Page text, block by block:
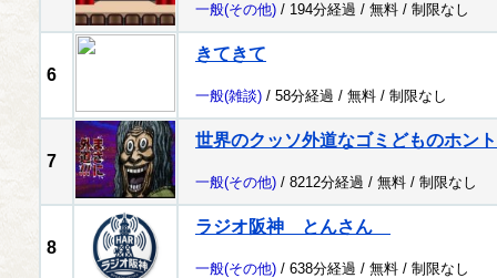
一般(その他) / 194分経過 / 無料 / 制限なし
6
きてきて
一般(雑談) / 58分経過 / 無料 / 制限なし
7
世界のクッソ外道なゴミどものホン
一般(その他) / 8212分経過 / 無料 / 制限なし
8
ラジオ阪神 とんさん
一般(その他) / 638分経過 / 無料 / 制限なし